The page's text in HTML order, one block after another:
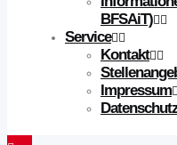
BFSAiT)
Service
Kontakt
Impressum